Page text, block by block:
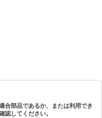
合部品であるか、または利用でき
認してください。